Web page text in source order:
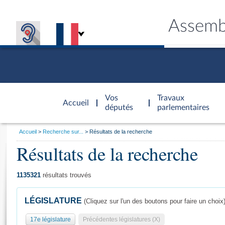
Accueil
d'accueil
Vos
députés
Travaux
parlementaires
Général
Vous
Accueil Recherche sur... Résultats de la recherche
Résultats de la recherche
1135321 résultats trouvés
LÉGISLATURE (Cliquez sur l'un des boutons pour faire un choix)
17e législature Précédentes législatures (X)